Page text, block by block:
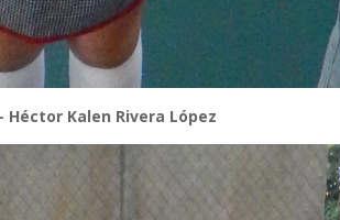
Héctor Kalen Rivera López